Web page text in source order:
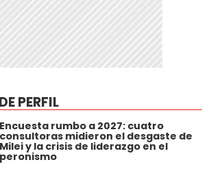
PERFIL
Encuesta rumbo a 2027: cuatro
consultoras midieron el desgaste de
Milei y la crisis de liderazgo en el
peronismo